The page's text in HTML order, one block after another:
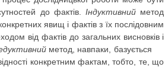
до фактів.Індуктивний метод
явищ і фактів з їх послідовним
фактів до загальних висновків і
метод, навпаки, базується
конкретним фактам, тобто, те, що